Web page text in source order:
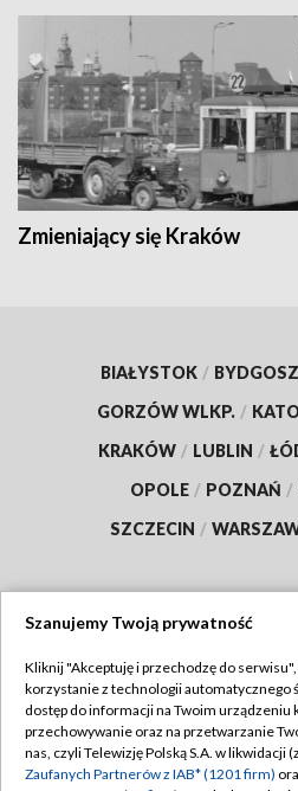
Zmieniający się Kraków
BIAŁYSTOK /
GORZÓW WLKP. /
KRAKÓW / LUBLIN /
OPOLE / POZNAŃ /
SZCZECIN /
TVP
Abonament TVP
Emisja w TVP
Polityka
Szanujemy Twoją prywatność
Kliknij "Akceptuję i przechodzę do serwisu",
korzystanie z technologii automatycznego
dostęp do informacji na Twoim urządzeniu
przechowywanie oraz na przetwarzanie
nas, czyli Telewizję Polską S.A. w likwidacji
Zaufanych Partnerów z IAB* (1201 firm)